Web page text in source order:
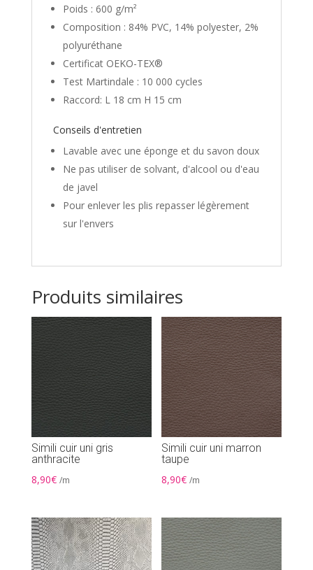
Poids : 600 g/m²
Composition : 84% PVC, 14% polyester, 2%
polyuréthane
Certificat OEKO-TEX®
Test Martindale : 10 000 cycles
Raccord: L 18 cm H 15 cm
Conseils d'entretien
Lavable avec une éponge et du savon doux
Ne pas utiliser de solvant, d'alcool ou d'eau
de javel
Pour enlever les plis repasser légèrement
sur l'envers
Produits similaires
Simili cuir uni gris
anthracite
8,90€ /m
Simili cuir uni marron
taupe
8,90€ /m